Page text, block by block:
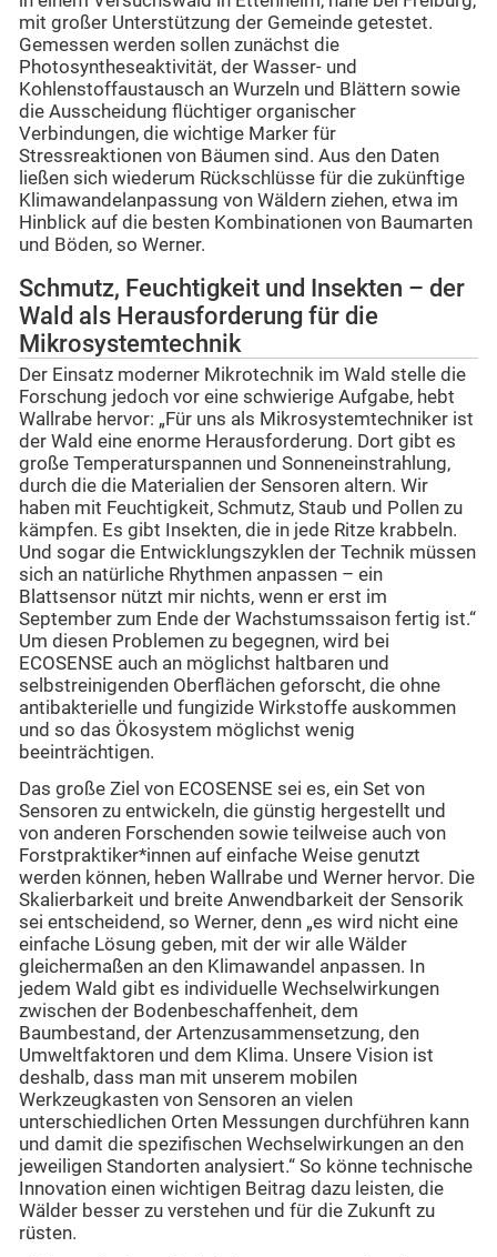
mit großer Unterstützung der Gemeinde getestet.
Gemessen werden sollen zunächst die
Photosyntheseaktivität, der Wasser- und
Kohlenstoffaustausch an Wurzeln und Blättern sowie
die Ausscheidung flüchtiger organischer
Verbindungen, die wichtige Marker für
Stressreaktionen von Bäumen sind. Aus den Daten
ließen sich wiederum Rückschlüsse für die zukünftige
Klimawandelanpassung von Wäldern ziehen, etwa im
Hinblick auf die besten Kombinationen von Baumarten
und Böden, so Werner.
Schmutz, Feuchtigkeit und Insekten – der
Wald als Herausforderung für die
Mikrosystemtechnik
Der Einsatz moderner Mikrotechnik im Wald stelle die
Forschung jedoch vor eine schwierige Aufgabe, hebt
Wallrabe hervor: „Für uns als Mikrosystemtechniker ist
der Wald eine enorme Herausforderung. Dort gibt es
große Temperaturspannen und Sonneneinstrahlung,
durch die die Materialien der Sensoren altern. Wir
haben mit Feuchtigkeit, Schmutz, Staub und Pollen zu
kämpfen. Es gibt Insekten, die in jede Ritze krabbeln.
Und sogar die Entwicklungszyklen der Technik müssen
sich an natürliche Rhythmen anpassen – ein
Blattsensor nützt mir nichts, wenn er erst im
September zum Ende der Wachstumssaison fertig ist.“
Um diesen Problemen zu begegnen, wird bei
ECOSENSE auch an möglichst haltbaren und
selbstreinigenden Oberflächen geforscht, die ohne
antibakterielle und fungizide Wirkstoffe auskommen
und so das Ökosystem möglichst wenig
beeinträchtigen.
Das große Ziel von ECOSENSE sei es, ein Set von
Sensoren zu entwickeln, die günstig hergestellt und
von anderen Forschenden sowie teilweise auch von
Forstpraktiker*innen auf einfache Weise genutzt
werden können, heben Wallrabe und Werner hervor. Die
Skalierbarkeit und breite Anwendbarkeit der Sensorik
sei entscheidend, so Werner, denn „es wird nicht eine
einfache Lösung geben, mit der wir alle Wälder
gleichermaßen an den Klimawandel anpassen. In
jedem Wald gibt es individuelle Wechselwirkungen
zwischen der Bodenbeschaffenheit, dem
Baumbestand, der Artenzusammensetzung, den
Umweltfaktoren und dem Klima. Unsere Vision ist
deshalb, dass man mit unserem mobilen
Werkzeugkasten von Sensoren an vielen
unterschiedlichen Orten Messungen durchführen kann
und damit die spezifischen Wechselwirkungen an den
jeweiligen Standorten analysiert.“ So könne technische
Innovation einen wichtigen Beitrag dazu leisten, die
Wälder besser zu verstehen und für die Zukunft zu
rüsten.